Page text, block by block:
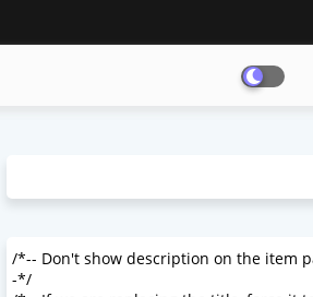
/*-- Don't show description on the item
-*/